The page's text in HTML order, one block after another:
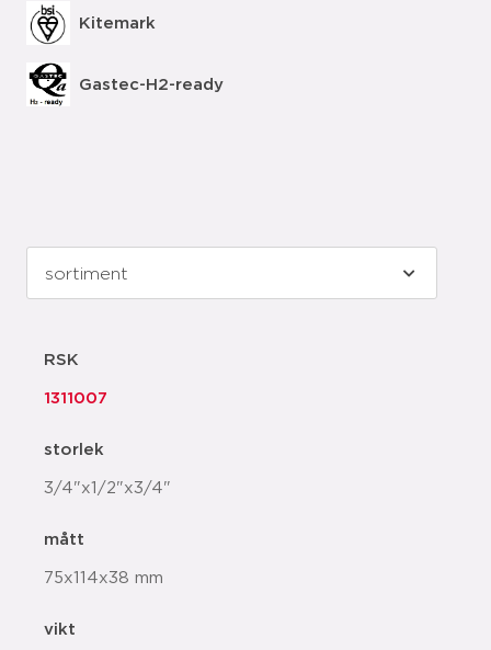
Kitemark
Gastec-H2-ready
RSK
1311007
storlek
3/4"x1/2"x3/4"
mått
75x114x38 mm
vikt